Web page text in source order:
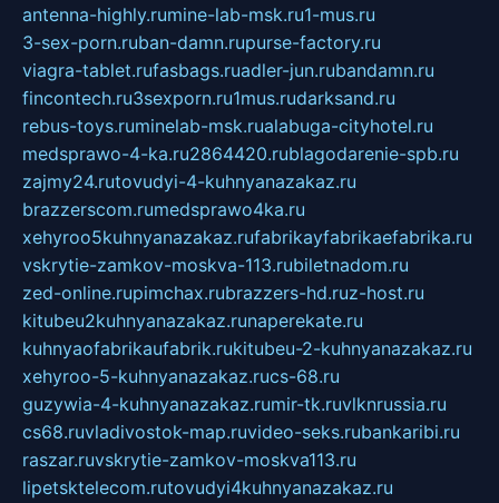
antenna-highly.rumine-lab-msk.ru1-mus.ru
3-sex-porn.ruban-damn.rupurse-factory.ru
viagra-tablet.rufasbags.ruadler-jun.rubandamn.ru
fincontech.ru3sexporn.ru1mus.rudarksand.ru
rebus-toys.ruminelab-msk.rualabuga-cityhotel.ru
medsprawo-4-ka.ru2864420.rublagodarenie-spb.ru
zajmy24.rutovudyi-4-kuhnyanazakaz.ru
brazzerscom.rumedsprawo4ka.ru
xehyroo5kuhnyanazakaz.rufabrikayfabrikaefabrika.ru
vskrytie-zamkov-moskva-113.rubiletnadom.ru
zed-online.rupimchax.rubrazzers-hd.ruz-host.ru
kitubeu2kuhnyanazakaz.runaperekate.ru
kuhnyaofabrikaufabrik.rukitubeu-2-kuhnyanazakaz.ru
xehyroo-5-kuhnyanazakaz.rucs-68.ru
guzywia-4-kuhnyanazakaz.rumir-tk.ruvlknrussia.ru
cs68.ruvladivostok-map.ruvideo-seks.rubankaribi.ru
raszar.ruvskrytie-zamkov-moskva113.ru
lipetsktelecom.rutovudyi4kuhnyanazakaz.ru